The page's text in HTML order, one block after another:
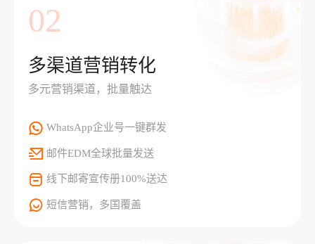
02
多渠道营销转化
多元营销渠道，批量触达
WhatsApp企业号一键群发
邮件EDM全球批量发送
线下邮寄宣传册100%送达
短信营销，多国覆盖